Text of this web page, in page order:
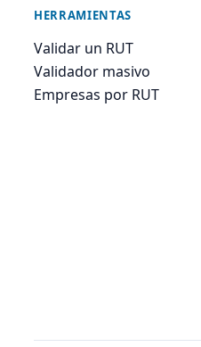
HERRAMIENTAS
Validar un RUT
Validador masivo
Empresas por RUT